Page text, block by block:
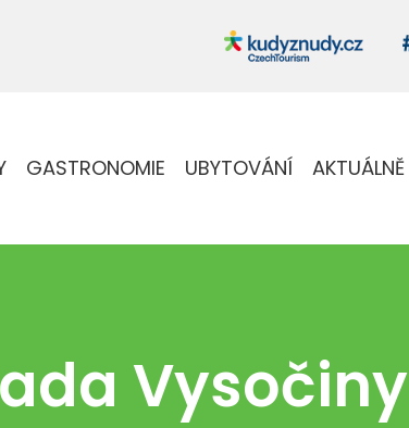
GASTRONOMIE UBYTOVÁNÍ AKTUÁLNĚ
Vysočiny